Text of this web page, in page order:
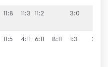
11:8 11:3 11:2 3:0
11:5 4:11 6:11 8:11 1:3 2:8